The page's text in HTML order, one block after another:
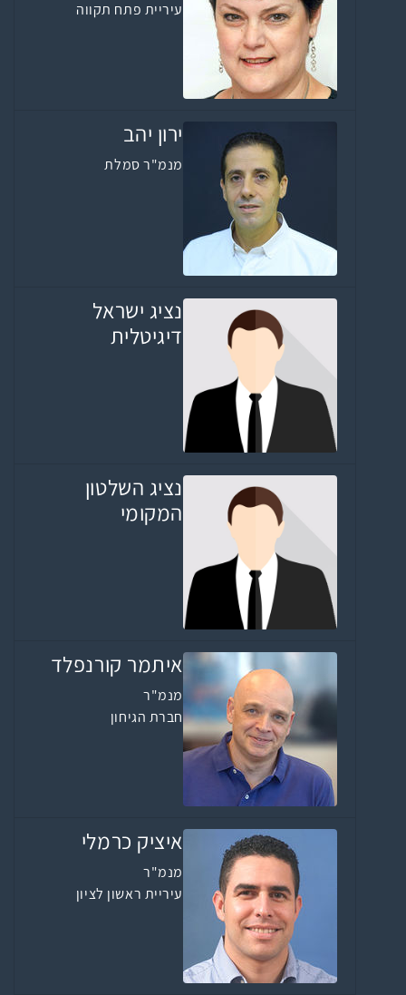
עיריית פתח תקווה
ירון יהב
מנמ"ר סמלת
נציג ישראל
דיגיטלית
נציג השלטון
המקומי
איתמר קורנפלד
מנמ"ר
חברת הגיחון
איציק כרמלי
מנמ"ר
עיריית ראשון לציון